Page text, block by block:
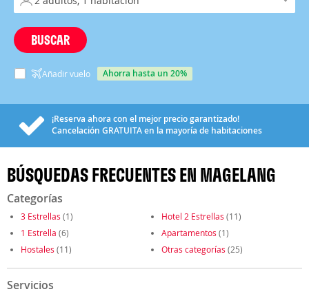
BUSCAR
Añadir vuelo ahorra hasta un 20%
¡Reserva ahora con el mejor precio garantizado!
Cancelación GRATUITAen la mayoría de habitaciones
BÚSQUEDAS FRECUENTES EN MAGELANG
Categorías
3 Estrellas (1) Hotel 2 Estrellas (11)
1 Estrella (6) Apartamentos (1)
Hostales (11) Otras categorías (25)
Servicios